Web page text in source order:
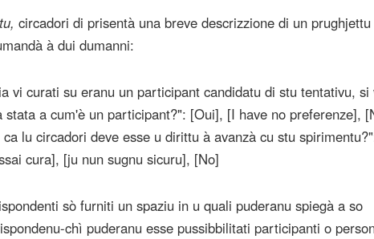
circadori di prisentà una breve descrizzione di un prughjettu
à dui dumanni:
vi curati su eranu un participant candidatu di stu tentativu, si
stata a cum'è un participant?": [Oui], [I have no preferenze],
lu circadori deve esse u dirittu à avanzà cu stu
cura], [ju nun sugnu sicuru], [No]
sò furniti un spaziu in u quali puderanu spiegà a so
chì puderanu esse pussibbilitati participanti o